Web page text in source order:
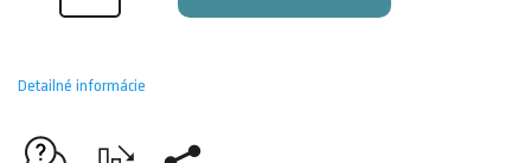
Detailné informácie